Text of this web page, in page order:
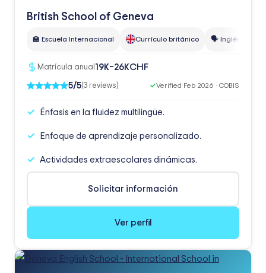
British School of Geneva
🏫 Escuela Internacional Currículo británico 🗣️ Inglés
Matrícula anual 19K–26KCHF
5/5(3 reviews) ✓Verified Feb 2026 · COBIS
Énfasis en la fluidez multilingüe.
Enfoque de aprendizaje personalizado.
Actividades extraescolares dinámicas.
Solicitar información
Ver perfil